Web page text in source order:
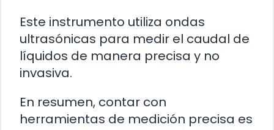
Este instrumento utiliza ondas
ultrasónicas para medir el caudal de
líquidos de manera precisa y no
invasiva.
En resumen, contar con
herramientas de medición precisa es